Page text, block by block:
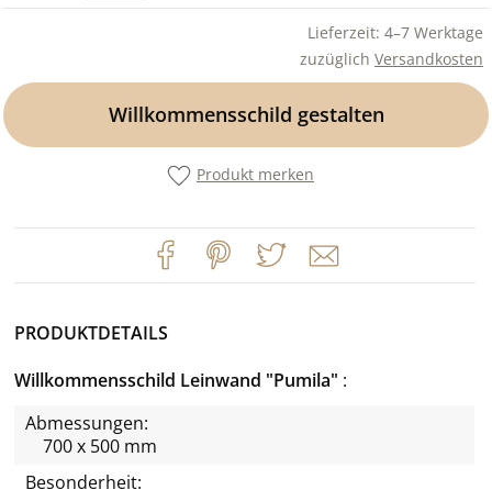
Lieferzeit: 4–7 Werktage
zuzüglich Versandkosten
Willkommensschild gestalten
Produkt merken
PRODUKTDETAILS
Willkommensschild Leinwand "Pumila"
Abmessungen:
700 x 500 mm
Besonderheit: